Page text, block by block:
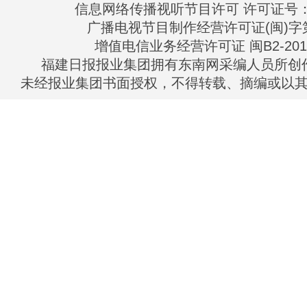
信息网络传播视听节目许可 许可证号
广播电视节目制作经营许可证(闽)字
增值电信业务经营许可证 闽B2-
福建日报报业集团拥有东南网采编人员所创
未经报业集团书面授权，不得转载、摘编或以